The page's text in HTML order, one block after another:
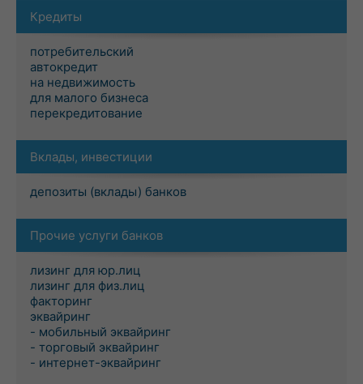
Кредиты
потребительский
автокредит
на недвижимость
для малого бизнеса
перекредитование
Вклады, инвестиции
депозиты (вклады) банков
Прочие услуги банков
лизинг для юр.лиц
лизинг для физ.лиц
факторинг
эквайринг
- мобильный эквайринг
- торговый эквайринг
- интернет-эквайринг